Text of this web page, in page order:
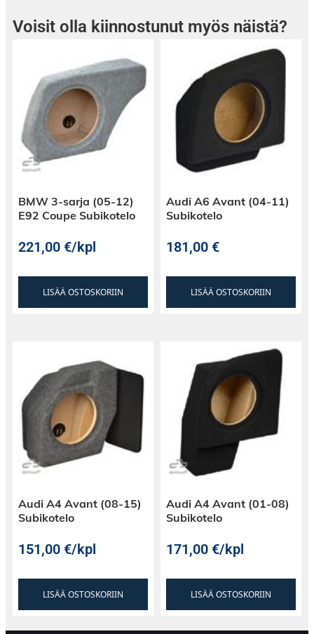
Voisit olla kiinnostunut myös näistä?
BMW 3-sarja (05-12)
E92 Coupe Subikotelo
221,00€/kpl
LISÄÄ OSTOSKORIIN
Audi A6 Avant (04-11)
Subikotelo
181,00€
LISÄÄ OSTOSKORIIN
Audi A4 Avant (08-15)
Subikotelo
151,00€/kpl
LISÄÄ OSTOSKORIIN
Audi A4 Avant (01-08)
Subikotelo
171,00€/kpl
LISÄÄ OSTOSKORIIN